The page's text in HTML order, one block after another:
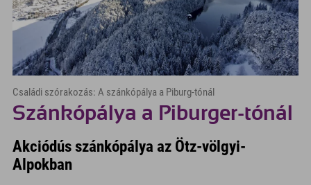
Családi szórakozás: A szánkópálya a Piburg-tónál
Szánkópálya a Piburger-tónál
Akciódús szánkópálya az Ötz-völgyi-
Alpokban